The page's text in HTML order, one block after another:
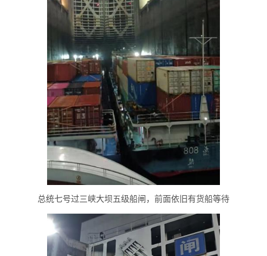
总统七号过三峡大坝五级船闸，前面依旧有货船等待